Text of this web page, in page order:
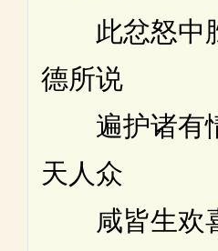
此忿怒
德所说
遍护诸
天人众
咸皆生